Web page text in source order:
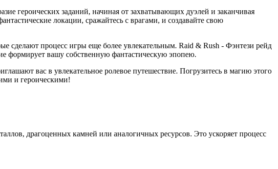
героических заданий, начиная от захватывающих дуэлей и заканчивая
локации, сражайтесь с врагами, и создавайте свою
сделают процесс игры еще более увлекательным. Raid & Rush - Фэнтези рейд
формирует вашу собственную фантастическую эпопею.
вас в увлекательное ролевое путешествие. Погрузитесь в магию этого
и героическими!
драгоценных камней или аналогичных ресурсов. Это ускоряет процесс